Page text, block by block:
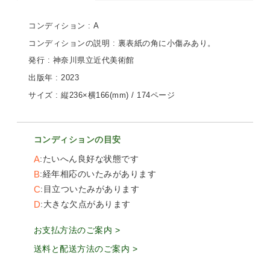
コンディション : A
コンディションの説明 : 裏表紙の角に小傷みあり。
発行 : 神奈川県立近代美術館
出版年 : 2023
サイズ : 縦236×横166(mm) / 174ページ
コンディションの目安
A たいへん良好な状態です
B 経年相応のいたみがあります
C 目立ついたみがあります
D 大きな欠点があります
お支払方法のご案内 >
送料と配送方法のご案内 >